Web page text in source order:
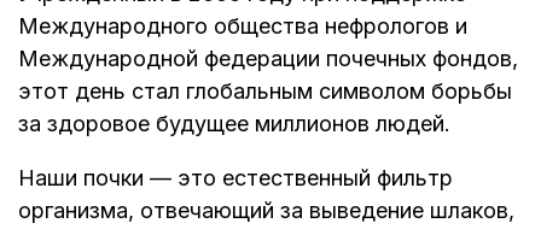
Международного общества нефрологов и
Международной федерации почечных фондов,
этот день стал глобальным символом борьбы
за здоровое будущее миллионов людей.
Наши почки — это естественный фильтр
организма, отвечающий за выведение шлаков,